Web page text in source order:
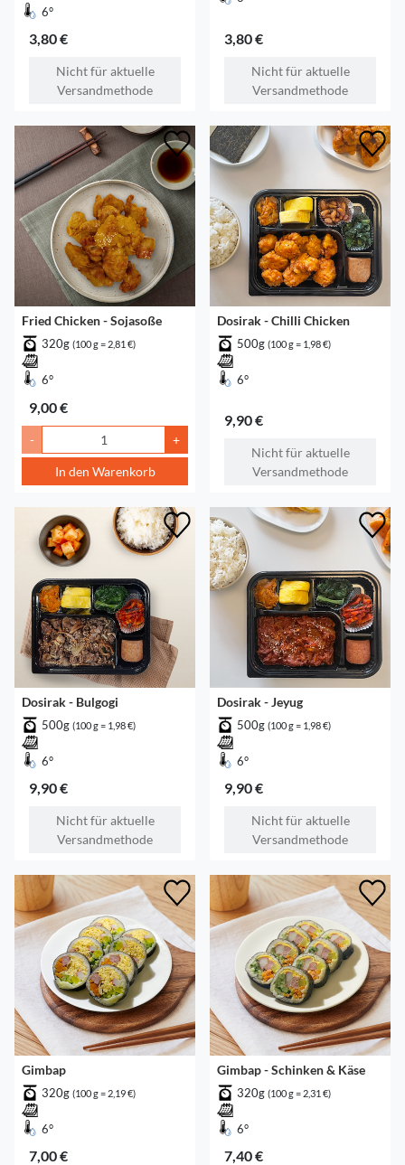
6°
3,80 €
Nicht für aktuelle
Versandmethode
3,80 €
Nicht für aktuelle
Versandmethode
Fried Chicken - Sojasoße
320g (100 g = 2,81 €)
6°
9,00 €
- +
In den Warenkorb
Dosirak - Chilli Chicken
500g (100 g = 1,98 €)
6°
9,90 €
Nicht für aktuelle
Versandmethode
Dosirak - Bulgogi
500g (100 g = 1,98 €)
6°
9,90 €
Nicht für aktuelle
Versandmethode
Dosirak - Jeyug
500g (100 g = 1,98 €)
6°
9,90 €
Nicht für aktuelle
Versandmethode
Gimbap
320g (100 g = 2,19 €)
6°
7,00 €
Gimbap - Schinken & Käse
320g (100 g = 2,31 €)
6°
7,40 €